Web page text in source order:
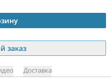
заказ
Доставка